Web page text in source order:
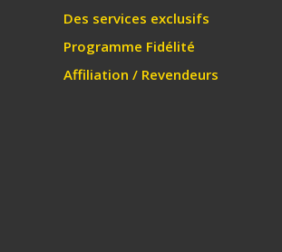
Des services exclusifs
Programme Fidélité
Affiliation / Revendeurs